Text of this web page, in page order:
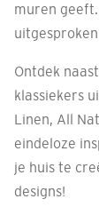
muren
Ontdek
klassiekers
Linen, All
eindeloze
je huis te
designs!